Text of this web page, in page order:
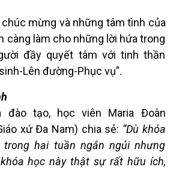
mừng và những tâm tình của
càng làm cho những lời hứa trong
đầy quyết tâm với tinh thần
Lên đường-Phục vụ”.
đào tạo, học viên Maria Đoàn
xứ Đa Nam) chia sẻ: “Dù khóa
hai tuần ngắn ngủi nhưng
học này thật sự rất hữu ích,